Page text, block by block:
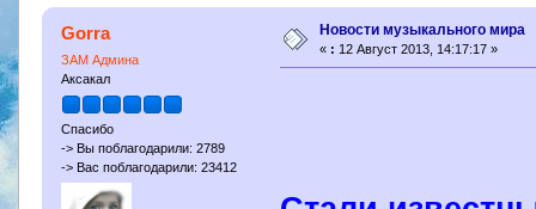
Gorra
ЗАМ Админа
Аксакал
Спасибо
-> Вы поблагодарили: 2789
-> Вас поблагодарили: 23412
Новости музыкального мира
« : 12 Август 2013, 14:17:17 »